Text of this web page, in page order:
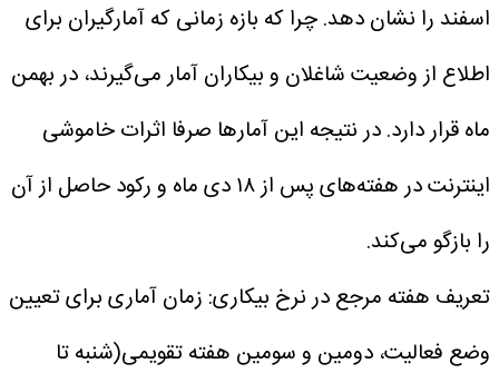
اسفند را نشان دهد. چرا که بازه زمانی که آمارگیران برای
اطلاع از وضعیت شاغلان و بیکاران آمار می‌گیرند، در بهمن
ماه قرار دارد. در نتیجه این آمارها صرفا اثرات خاموشی
اینترنت در هفته‌های پس از ۱۸ دی ماه و رکود حاصل از آن
را بازگو می‌کند.
تعریف هفته مرجع در نرخ بیکاری: زمان آماری برای تعیین
وضع فعالیت، دومین و سومین هفته تقویمی(شنبه تا